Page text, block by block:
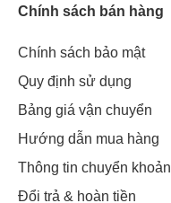
Chính sách bán hàng
Chính sách bảo mật
Quy định sử dụng
Bảng giá vận chuyển
Hướng dẫn mua hàng
Thông tin chuyển khoản
Đổi trả & hoàn tiền